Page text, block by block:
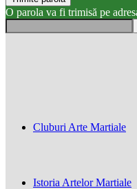
O parola va fi trimisă pe
Cluburi Arte Martiale
Istoria Artelor Martiale